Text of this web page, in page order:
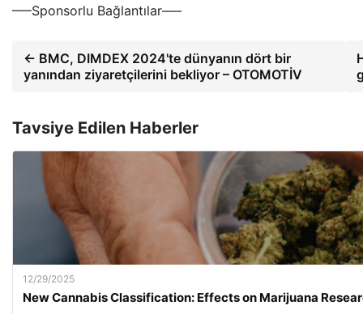
—–Sponsorlu Bağlantılar—–
← BMC, DIMDEX 2024'te dünyanın dört bir
yanından ziyaretçilerini bekliyor – OTOMOTİV
Tavsiye Edilen Haberler
12/29/2025
New Cannabis Classification: Effects on Marijuana